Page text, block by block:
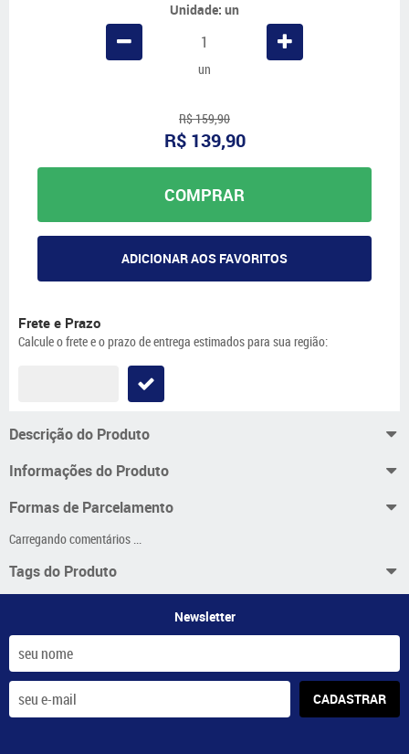
Unidade: un
un
R$ 159,90
R$ 139,90
COMPRAR
ADICIONAR AOS FAVORITOS
Frete e Prazo
Calcule o frete e o prazo de entrega estimados para sua região:
Descrição do Produto
Informações do Produto
Formas de Parcelamento
Carregando comentários ...
Tags do Produto
Newsletter
CADASTRAR